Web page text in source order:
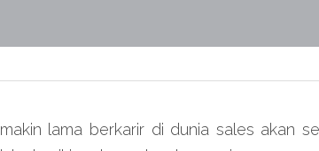
lama berkarir di dunia sales akan